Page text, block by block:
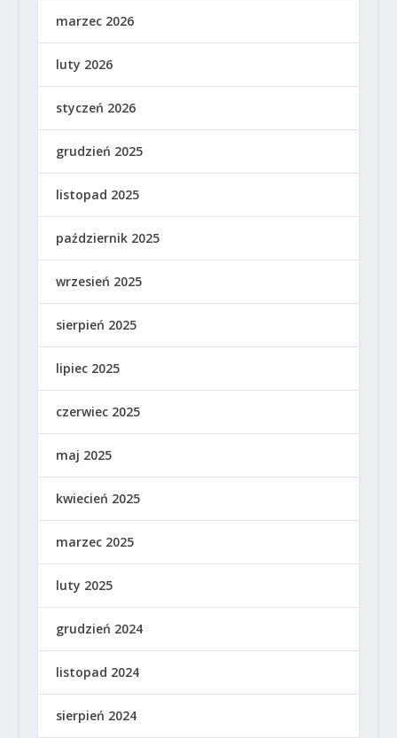
marzec 2026
luty 2026
styczeń 2026
grudzień 2025
listopad 2025
październik 2025
wrzesień 2025
sierpień 2025
lipiec 2025
czerwiec 2025
maj 2025
kwiecień 2025
marzec 2025
luty 2025
grudzień 2024
listopad 2024
sierpień 2024